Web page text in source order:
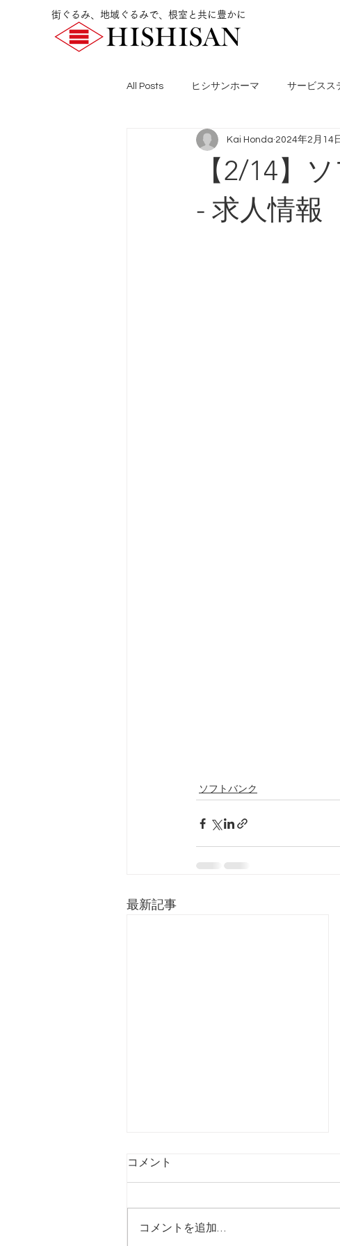
街ぐるみ、地域ぐるみで、根室と共に豊かに
All Posts ヒシサンホーマ サービスス
【2/14】
- 求人情報
Kai Honda 2024年2月14
ソフトバンク
最新記事
コメント
コメントを追加…